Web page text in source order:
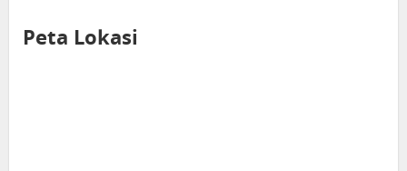
Peta Lokasi